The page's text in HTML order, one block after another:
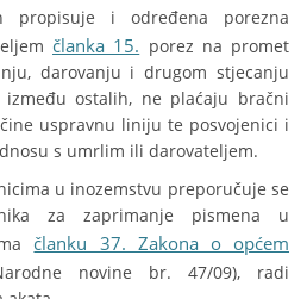
propisuje i određena porezna
članka 15. porez na promet
darovanju i drugom stjecanju
između ostalih, ne plaćaju bračni
uspravnu liniju te posvojenici i
s umrlim ili darovateljem.
u inozemstvu preporučuje se
za zaprimanje pismena u
članku 37. Zakona o općem
novine br. 47/09), radi